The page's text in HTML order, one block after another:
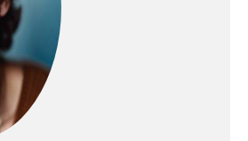
fatigue et offre un
soulagement
professionnel, allant
d’une pression
dynamique à un